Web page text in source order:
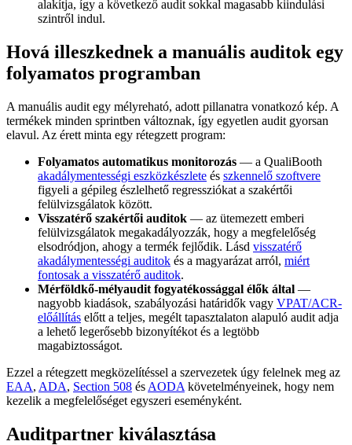
alakítja, így a következő audit sokkal magasabb kiindulási
szintről indul.
Hová illeszkednek a manuális auditok egy
folyamatos programban
A manuális audit egy mélyreható, adott pillanatra vonatkozó kép. A
termékek minden sprintben változnak, így egyetlen audit gyorsan
elavul. Az érett minta egy rétegzett program:
Folyamatos automatikus monitorozás — a QualiBooth
akadálymentességi eszközkészlete és szkennelő szoftvere
figyeli a gépileg észlelhető regressziókat a szakértői
felülvizsgálatok között.
Visszatérő szakértői auditok — az ütemezett emberi
felülvizsgálatok megakadályozzák, hogy a megfelelőség
elsodródjon, ahogy a termék fejlődik. Lásd visszatérő
akadálymentességi auditok és a magyarázat arról, miért
fontosak a visszatérő auditok.
Mérföldkő-mélyaudit fogyatékossággal élők által —
nagyobb kiadások, szabályozási határidők vagy VPAT/ACR-
előállítás előtt a teljes, megélt tapasztalaton alapuló audit adja
a lehető legerősebb bizonyítékot és a legtöbb
magabiztosságot.
Ezzel a rétegzett megközelítéssel a szervezetek úgy felelnek meg az
EAA, ADA, Section 508 és AODA követelményeinek, hogy nem
kezelik a megfelelőséget egyszeri eseményként.
Auditpartner kiválasztása